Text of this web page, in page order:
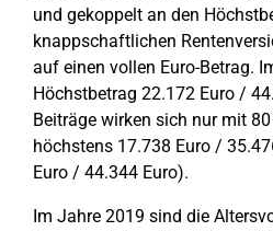
und gekoppelt an den
knappschaftlichen
auf einen vollen Euro-Betrag.
Höchstbetrag 22.172 Euro /
Beiträge wirken sich nur mit
höchstens 17.738 Euro /
Euro / 44.344 Euro).
Im Jahre 2019 sind die